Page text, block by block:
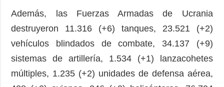
Además, las Fuerzas Armadas de Ucrania
destruyeron 11.316 (+6) tanques, 23.521 (+2)
vehículos blindados de combate, 34.137 (+9)
sistemas de artillería, 1.534 (+1) lanzacohetes
múltiples, 1.235 (+2) unidades de defensa aérea,